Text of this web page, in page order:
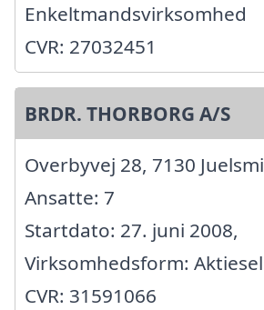
Enkeltmandsvirksomhed
CVR: 27032451
BRDR. THORBORG A/S
Overbyvej 28, 7130
Ansatte: 7
Startdato: 27. juni 2008,
Virksomhedsform:
CVR: 31591066